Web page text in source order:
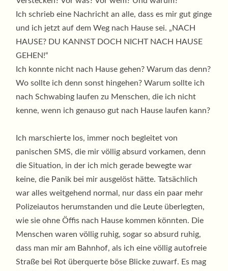
Ich schrieb eine Nachricht an alle, dass es mir gut ginge
und ich jetzt auf dem Weg nach Hause sei. „NACH
HAUSE? DU KANNST DOCH NICHT NACH HAUSE
GEHEN!“
Ich konnte nicht nach Hause gehen? Warum das denn?
Wo sollte ich denn sonst hingehen? Warum sollte ich
nach Schwabing laufen zu Menschen, die ich nicht
kenne, wenn ich genauso gut nach Hause laufen kann?
Ich marschierte los, immer noch begleitet von
panischen SMS, die mir völlig absurd vorkamen, denn
die Situation, in der ich mich gerade bewegte war
keine, die Panik bei mir ausgelöst hätte. Tatsächlich
war alles weitgehend normal, nur dass ein paar mehr
Polizeiautos herumstanden und die Leute überlegten,
wie sie ohne Öffis nach Hause kommen könnten. Die
Menschen waren völlig ruhig, sogar so absurd ruhig,
dass man mir am Bahnhof, als ich eine völlig autofreie
Straße bei Rot überquerte böse Blicke zuwarf. Es mag